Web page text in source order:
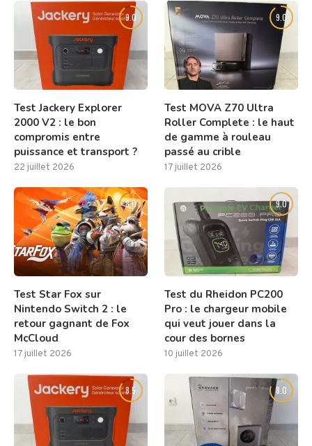
9.0
Test Jackery Explorer
2000 V2 : le bon
compromis entre
puissance et transport ?
22 juillet 2026
9.0
Test MOVA Z70 Ultra
Roller Complete : le haut
de gamme à rouleau
passé au crible
17 juillet 2026
8.0
Test Star Fox sur
Nintendo Switch 2 : le
retour gagnant de Fox
McCloud
17 juillet 2026
9.0
Test du Rheidon PC200
Pro : le chargeur mobile
qui veut jouer dans la
cour des bornes
10 juillet 2026
8.5 8.0